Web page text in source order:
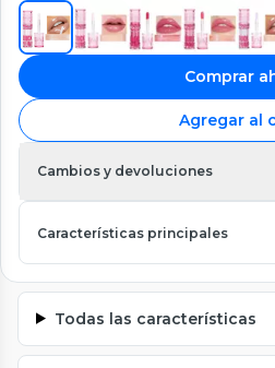
Comprar
Agregar al
Cambios y devoluciones
Características principales
Todas las características